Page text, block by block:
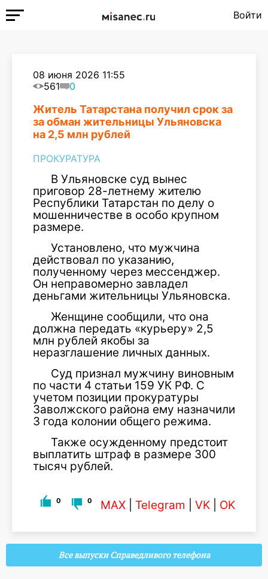
Войти
08 июня 2026 11:55
561
0
Житель Татарстана получил срок за
за обман жительницы Ульяновска
на 2,5 млн рублей
ПРОКУРАТУРА
В Ульяновске суд вынес
приговор 28-летнему жителю
Республики Татарстан по делу о
мошенничестве в особо крупном
размере.
Установлено, что мужчина
действовал по указанию,
полученному через мессенджер.
Он неправомерно завладел
деньгами жительницы Ульяновска.
Женщине сообщили, что она
должна передать «курьеру» 2,5
млн рублей якобы за
неразглашение личных данных.
Суд признал мужчину виновным
по части 4 статьи 159 УК РФ. С
учетом позиции прокуратуры
Заволжского района ему назначили
3 года колонии общего режима.
Также осужденному предстоит
выплатить штраф в размере 300
тысяч рублей.
0 0 MAX Telegram VK OK
Все выпуски Справедливого телефона